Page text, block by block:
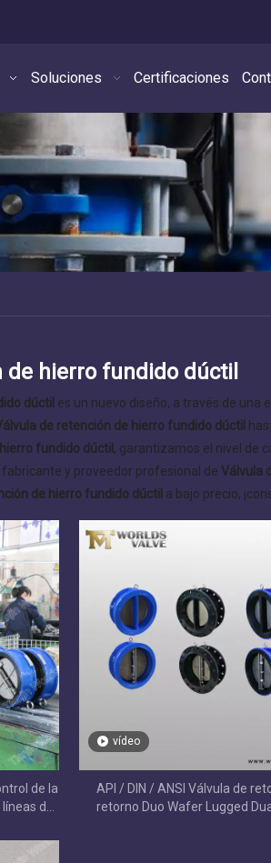
Soluciones Certificaciones
de hierro fundido dúctil
dúctil es un nuevo diseño, a través de
de retención de hierro fundido dúctil
fundido dúctil , garantizamos el nivel de
fabricante y proveedor profesional de Válvula
de hierro fundido dúctil a bajo precio,
de la
de
vídeo
API / DIN / ANSI Válvula de
retorno Duo Wafer Lugged